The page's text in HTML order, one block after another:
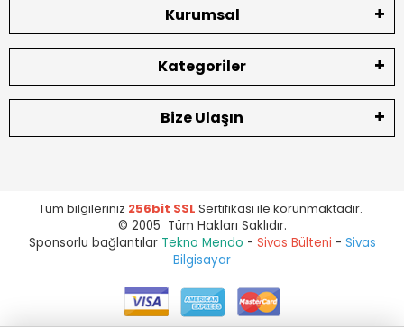
Kurumsal
Kategoriler
Bize Ulaşın
Tüm bilgileriniz 256bit SSL Sertifikası ile korunmaktadır.
© 2005 Tüm Hakları Saklıdır.
Sponsorlu bağlantılar Tekno Mendo - Sivas Bülteni - Sivas
Bilgisayar